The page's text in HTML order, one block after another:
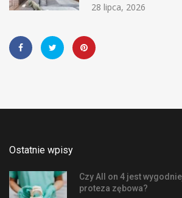
28 lipca, 2026
Ostatnie wpisy
Czy All on 4 jest
proteza zębowa?